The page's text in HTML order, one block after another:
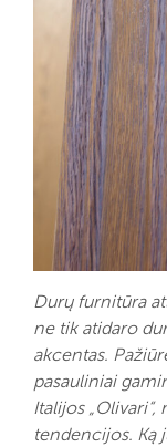
Durų furnitūra
ne tik atidaro
akcentas.
pasauliniai
Italijos
tendencijos. Ką